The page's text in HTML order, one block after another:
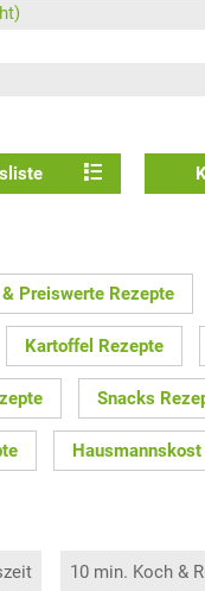
Preiswerte Rezepte
Kartoffel Rezepte
Snacks
10 min. Koch &